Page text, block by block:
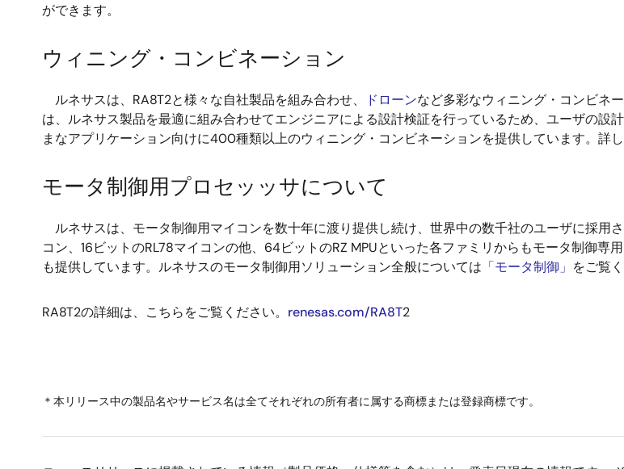
ができます。
ウィニング・コンビネーション
ルネサスは、RA8T2と様々な自社製品を組み合わせ、 ドローンなど多彩なウィニング・コンビネ
は、ルネサス製品を最適に組み合わせてエンジニアによる設計検証を行っているため、ユーザの
まなアプリケーション向けに400種類以上のウィニング・コンビネーションを提供しています。詳
モータ制御用プロセッッサについて
ルネサスは、モータ制御用マイコンを数十年に渡り提供し続け、世界中の数千社のユーザに採用
コン、16ビットのRL78マイコンの他、64ビットのRZ MPUといった各ファミリからもモータ制御専
も提供しています。ルネサスのモータ制御用ソリューション全般については 「モータ制御」 をご覧
RA8T2の詳細は、こちらをご覧ください。 renesas.com/RA8T2
＊本リリース中の製品名やサービス名は全てそれぞれの所有者に属する商標または登録商標です。